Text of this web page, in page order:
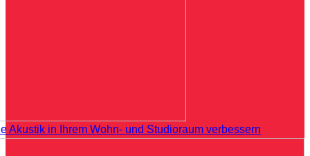
Akustik in Ihrem Wohn- und Studioraum verbessern